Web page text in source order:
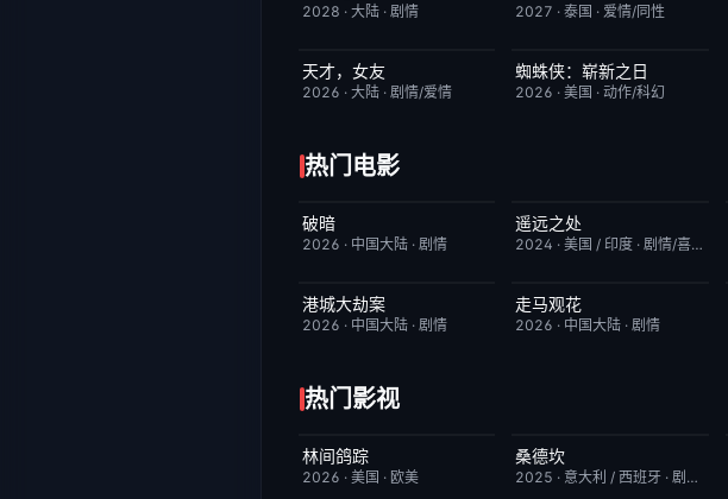
2028 · 大陆 · 剧情 2027 ·泰国 · 爱情/同性
更新至第18集
天才，女友
2026 · 大陆 · 剧情/爱情
TC中字
蜘蛛侠：崭新之日
2026 ·美国 ·动作/科幻
热门电影
今日更新
破暗
2026 · 中国大陆 · 剧情
今日更新
遥远之处
2024 ·美国 / 印度 ·剧情/喜剧
今日更新
港城大劫案
2026 · 中国大陆 · 剧情
今日更新
走马观花
2026 · 中国大陆 ·剧情
热门影视
更新至第01集
林间鸽踪
2026 · 美国 · 欧美
完结
桑德坎
2025 · 意大利 / 西班牙 ·剧情/动作